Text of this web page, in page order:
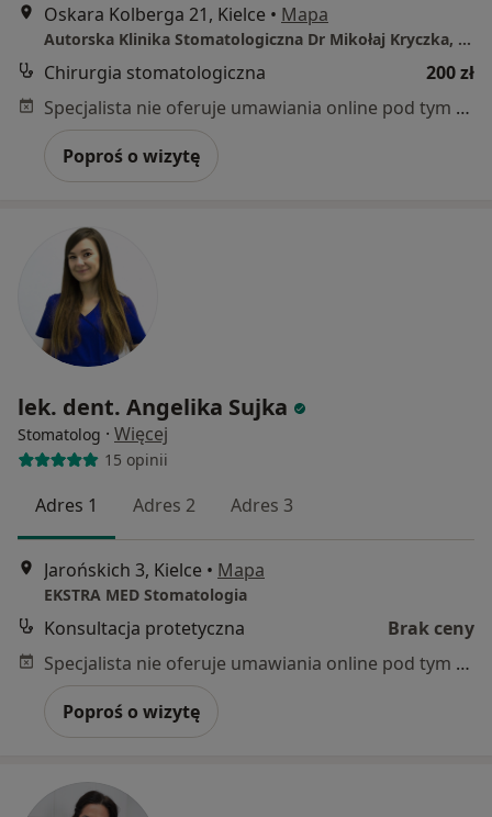
Oskara Kolberga 21, Kielce • Mapa
Autorska Klinika Stomatologiczna Dr Mikołaj Kryczka, Botox Clinic Kielce
Chirurgia stomatologiczna
200 zł
Specjalista nie oferuje umawiania online pod tym adresem.
Poproś o wizytę
lek. dent. Angelika Sujka
Stomatolog · Więcej
15 opinii
Adres 1 Adres 2 Adres 3
Jarońskich 3, Kielce • Mapa
EKSTRA MED Stomatologia
Konsultacja protetyczna
Brak ceny
Specjalista nie oferuje umawiania online pod tym adresem.
Poproś o wizytę